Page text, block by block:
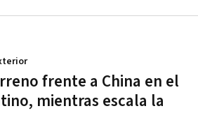
frente a China en el
mientras escala la